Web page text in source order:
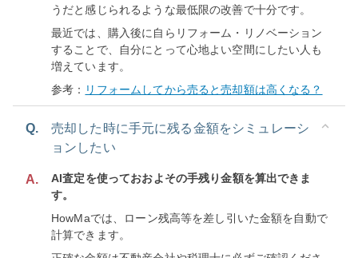
うだと感じられるような最低限の改善で十分です。
最近では、購入後に自らリフォーム・リノベーション
することで、自分にとって心地よい空間にしたい人も
増えています。
参考： リフォームしてから売ると売却額は高くなる？
Q.
売却した時に手元に残る金額をシミュレーシ
ョンしたい
A.
AI査定を使っておおよその手残り金額を算出できま
す。
HowMaでは、ローン残高等を差し引いた金額を自動で
計算できます。